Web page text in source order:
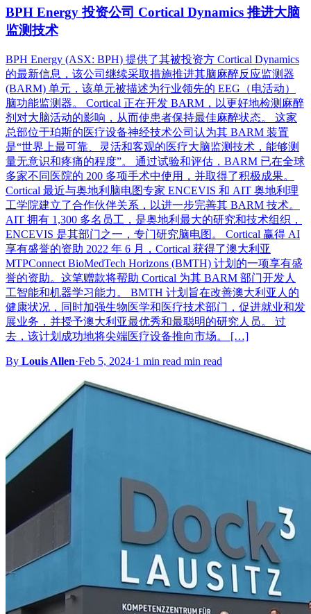
BPH Energy 投资公司 Cortical Dynamics 推进大脑
监测技术
BPH Energy (ASX: BPH) 提供了其被投资方 Cortical Dynamics
的最新信息，该公司继续采取措施推进其脑麻醉反应监测器
(BARM) 单元，该单元被描述为行业领先的 EEG（电活动）
脑功能监测器。 Cortical 正在开发 BARM，以更好地检测麻醉
剂对大脑活动的影响，从而使患者保持最佳麻醉状态。 这家
总部位于珀斯的医疗设备神经技术公司认为其 BARM 装置
是“世界上最可靠、灵活和客观的医疗大脑监测技术，能够测
量无意识和疼痛的程度”。 通过试验和评估，BARM 已在全球
多家不同医院的 200 多项手术中使用，并取得了积极成果。
Cortical 最近与奥地利脑电图专家 ENCEVIS 和 AIT 奥地利理
工学院建立了合作伙伴关系，以进一步完善其 BARM 技术。
AIT 拥有 1,300 多名员工，是奥地利最大的研究和技术组织，
ENCEVIS 是其部门之一，专门研究脑电图。 Cortical 赢得 AI
享有盛誉的资助 2022 年 6 月，Cortical 获得了澳大利亚
MTPConnect BioMedTech Horizo​​ns (BMTH) 计划的一项享有盛
誉的资助。这笔赠款将帮助 Cortical 为其 BARM 部门开发人
工智能和机器学习能力。 BMTH 计划旨在改善澳大利亚人的
健康状况，同时加强生物医学和医疗技术部门，促进就业和发
展业务，并授予澳大利亚最优秀和最聪明的研究人员。 过
去，该计划成功地将尖端医疗设备推向市场。 […]
By Louis Allen·Feb 5, 2024·1 min read min read